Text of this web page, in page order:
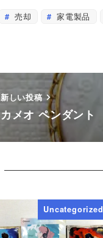
売却 家電製品
新しい投稿
カメオ ペンダント
Uncategorized